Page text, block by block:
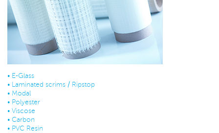
• E-Glass
• Laminated scrims / Ripstop
• Modal
• Polyester
• Viscose
• Carbon
• PVC Resin